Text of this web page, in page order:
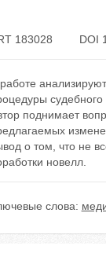
183028 DOI
поднимает
о том, что не
новелл.
слова: